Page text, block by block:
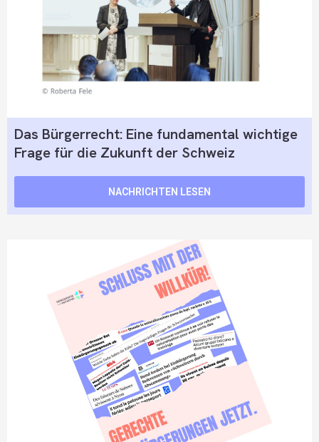
Das Bürgerrecht: Eine fundamental wichtige
Frage für die Zukunft der Schweiz
NACHRICHTEN LESEN